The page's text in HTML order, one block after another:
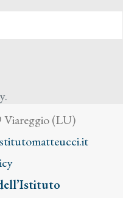
Viareggio (LU)